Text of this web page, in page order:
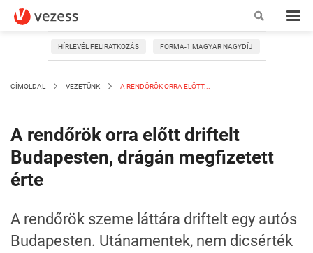
HÍRLEVÉL FELIRATKOZÁS FORMA-1 MAGYAR NAGYDÍJ
CÍMOLDAL VEZETÜNK A RENDŐRÖK ORRA ELŐTT...
A rendőrök orra előtt driftelt
Budapesten, drágán megfizetett
érte
A rendőrök szeme láttára driftelt egy autós
Budapesten. Utánamentek, nem dicsérték